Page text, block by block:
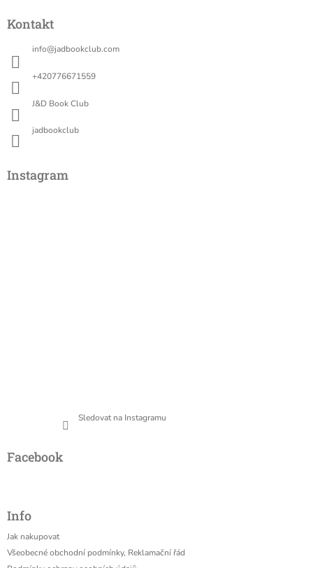
pKontakt
info@jadbookclub.com
+420776671559
J&D Book Club
jadbookclub
Instagram
Sledovat na Instagramu
Facebook
Info
Jak nakupovat
Všeobecné obchodní podmínky, Reklamační řád